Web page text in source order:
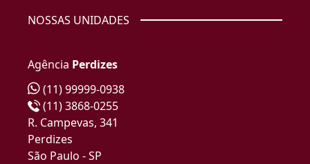
NOSSAS UNIDADES
Agência Perdizes
(11) 99999-0938
(11) 3868-0255
R. Campevas, 341
Perdizes
São Paulo - SP